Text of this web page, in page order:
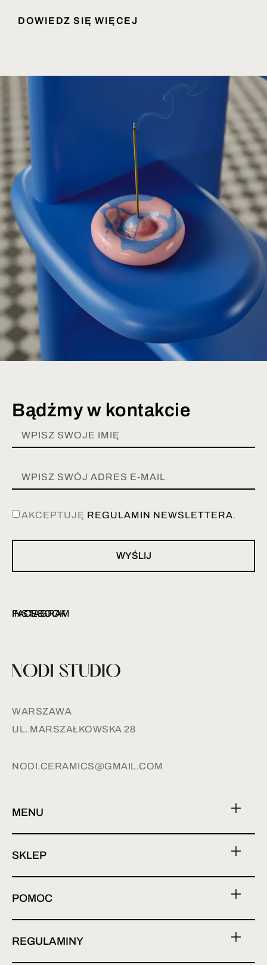
DOWIEDZ SIĘ WIĘCEJ
Bądźmy w kontakcie
AKCEPTUJĘ REGULAMIN NEWSLETTERA.
WYŚLIJ
INSTAGRAM
FACEBOOK
WARSZAWA
UL. MARSZAŁKOWSKA 28
NODI.CERAMICS@GMAIL.COM
MENU
SKLEP
POMOC
REGULAMINY